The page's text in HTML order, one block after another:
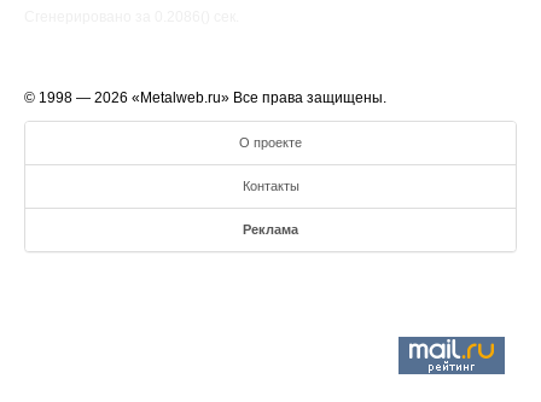
© 1998 — 2026 «Metalweb.ru» Все права защищены.
О проекте
Контакты
Реклама